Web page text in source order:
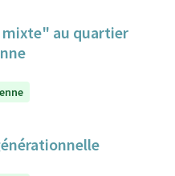
mixte" au quartier